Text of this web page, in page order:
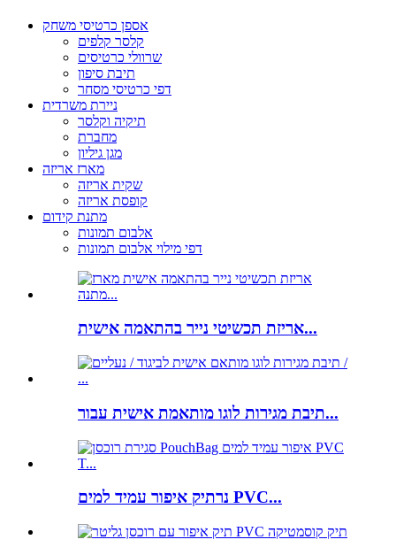
אספן כרטיסי משחק
קלסר קלפים
שרוולי כרטיסים
תיבת סיפון
דפי כרטיסי מסחר
ניירת משרדית
תיקיה וקלסר
מחברת
מגן גיליון
מארז אריזה
שקית אריזה
קופסת אריזה
מתנת קידום
אלבום תמונות
דפי מילוי אלבום תמונות
אריזת תכשיטי נייר בהתאמה אישית...
תיבת מגירות לוגו מותאמת אישית עבור...
נרתיק איפור עמיד למים PVC...